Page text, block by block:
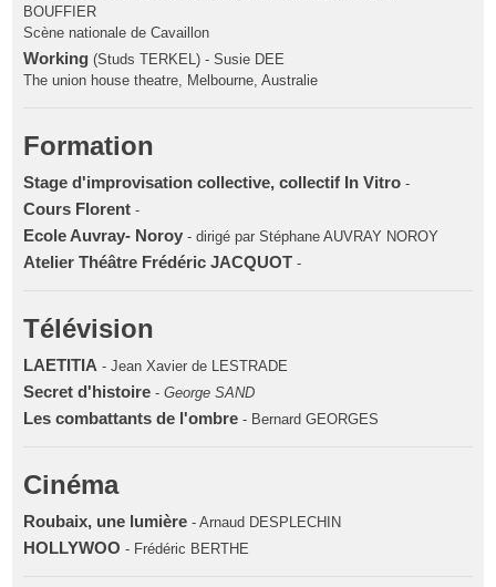
BOUFFIER
Scène nationale de Cavaillon
Working (Studs TERKEL) - Susie DEE
The union house theatre, Melbourne, Australie
Formation
Stage d'improvisation collective, collectif In Vitro -
Cours Florent -
Ecole Auvray- Noroy - dirigé par Stéphane AUVRAY NOROY
Atelier Théâtre Frédéric JACQUOT -
Télévision
LAETITIA - Jean Xavier de LESTRADE
Secret d'histoire -George SAND
Les combattants de l'ombre - Bernard GEORGES
Cinéma
Roubaix, une lumière - Arnaud DESPLECHIN
HOLLYWOO - Frédéric BERTHE